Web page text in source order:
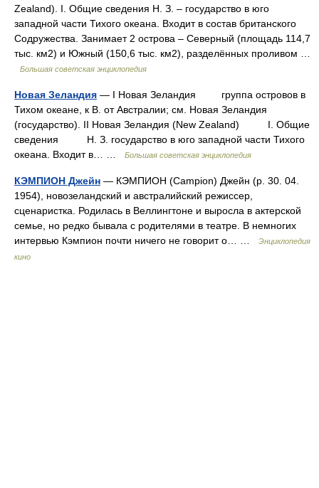
Zealand). I. Общие сведения Н. З. ‒ государство в юго
западной части Тихого океана. Входит в состав британского
Содружества. Занимает 2 острова ‒ Северный (площадь 114,7
тыс. км2) и Южный (150,6 тыс. км2), разделённых проливом …
Большая советская энциклопедия
Новая Зеландия — I Новая Зеландия группа островов в
Тихом океане, к В. от Австралии; см. Новая Зеландия
(государство). II Новая Зеландия (New Zealand) I. Общие
сведения Н. З. государство в юго западной части Тихого
океана. Входит в… …
Большая советская энциклопедия
КЭМПИОН Джейн — КЭМПИОН (Campion) Джейн (р. 30. 04.
1954), новозеландский и австралийский режиссер,
сценаристка. Родилась в Веллингтоне и выросла в актерской
семье, но редко бывала с родителями в театре. В немногих
интервью Кэмпион почти ничего не говорит о… …
Энциклопедия
кино